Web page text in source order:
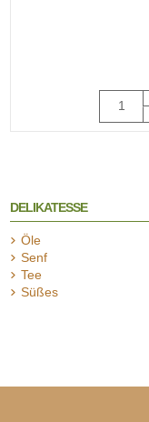
DELIKATESSE
Öle
Senf
Tee
Süßes